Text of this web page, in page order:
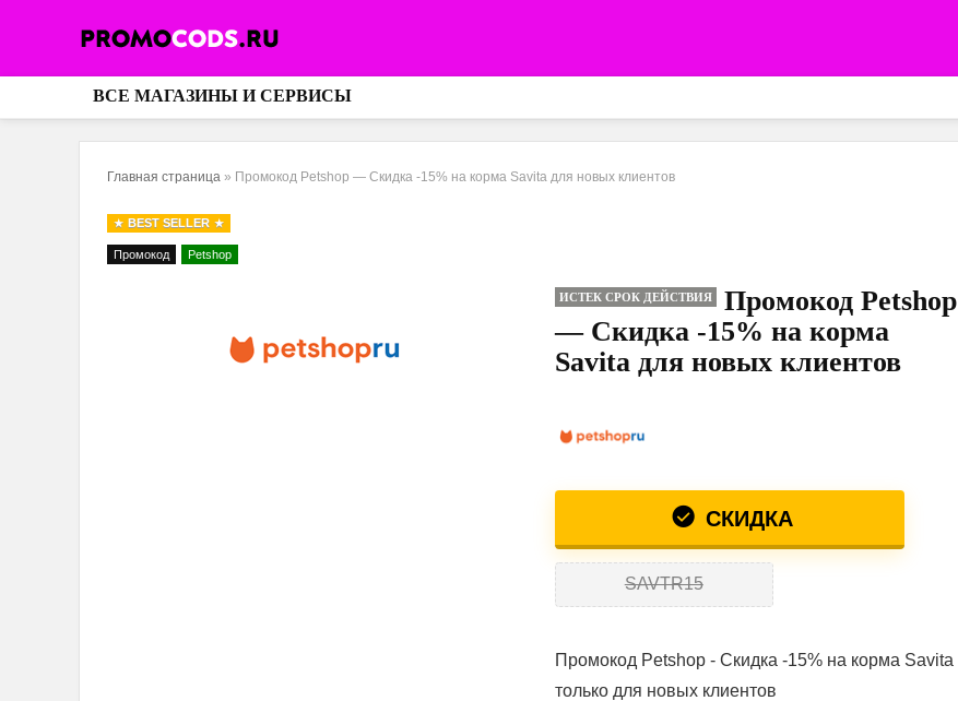
ВСЕ МАГАЗИНЫ И СЕРВИСЫ
Главная страница » Промокод Petshop — Скидка -15% на корма Savita для новых клиентов
BEST SELLER
Промокод Petshop
ИСТЕК СРОК ДЕЙСТВИЯ
Промокод Petshop
— Скидка -15% на корма
Savita для новых клиентов
СКИДКА
SAVTR15
Промокод Petshop - Скидка -15% на корма Savita
только для новых клиентов